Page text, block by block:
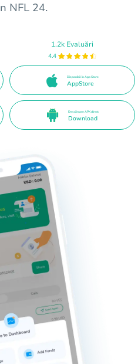
NFL 24.
1.2k Evaluări
4.4
Disponibil în App Store
AppStore
Descărcare APK direct
Download